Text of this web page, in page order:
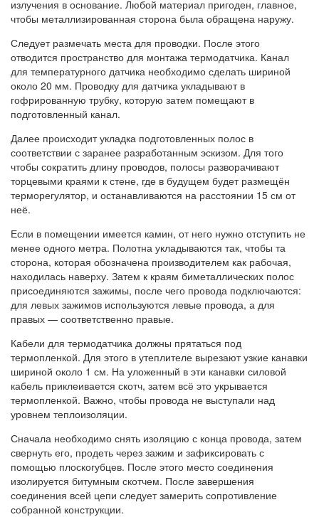
излучения в основание. Любой материал пригоден, главное,
чтобы металлизированная сторона была обращена наружу.
Следует размечать места для проводки. После этого
отводится пространство для монтажа термодатчика. Канал
для температурного датчика необходимо сделать шириной
около 20 мм. Проводку для датчика укладывают в
гофрированную трубку, которую затем помещают в
подготовленный канал.
Далее происходит укладка подготовленных полос в
соответствии с заранее разработанным эскизом. Для того
чтобы сократить длину проводов, полосы разворачивают
торцевыми краями к стене, где в будущем будет размещён
терморегулятор, и останавливаются на расстоянии 15 см от
неё.
Если в помещении имеется камин, от него нужно отступить не
менее одного метра. Полотна укладываются так, чтобы та
сторона, которая обозначена производителем как рабочая,
находилась наверху. Затем к краям биметаллических полос
присоединяются зажимы, после чего провода подключаются:
для левых зажимов используются левые провода, а для
правых — соответственно правые.
Кабели для термодатчика должны прятаться под
термопленкой. Для этого в утеплителе вырезают узкие канавки
шириной около 1 см. На уложенный в эти канавки силовой
кабель приклеивается скотч, затем всё это укрывается
термопленкой. Важно, чтобы провода не выступали над
уровнем теплоизоляции.
Сначала необходимо снять изоляцию с конца провода, затем
свернуть его, продеть через зажим и зафиксировать с
помощью плоскогубцев. После этого место соединения
изолируется битумным скотчем. После завершения
соединения всей цепи следует замерить сопротивление
собранной конструкции.